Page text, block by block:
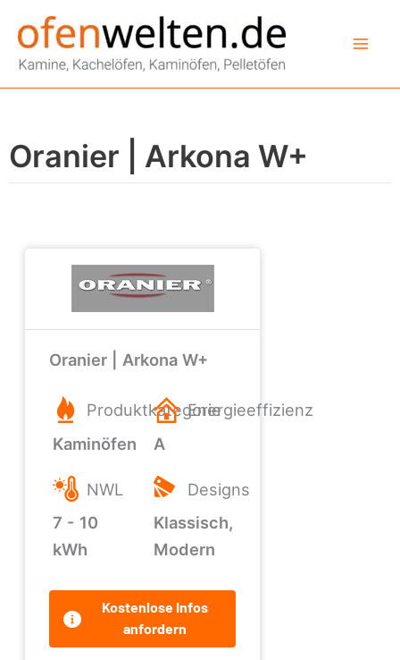
Inhalt
springen
Oranier | Arkona W+
Oranier | Arkona W+
Produktkategorie
Kaminöfen
Energieeffizienz
A
NWL
7 - 10
kWh
Designs
Klassisch,
Modern
Kostenlose Infos
anfordern